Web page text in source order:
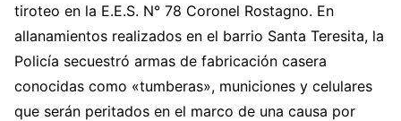
tiroteo en la E.E.S. N° 78 Coronel Rostagno. En
allanamientos realizados en el barrio Santa Teresita, la
Policía secuestró armas de fabricación casera
conocidas como «tumberas», municiones y celulares
que serán peritados en el marco de una causa por